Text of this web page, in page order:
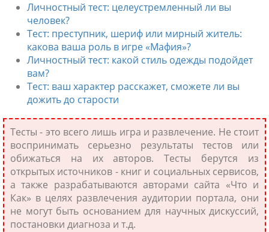
Личностный тест: целеустремленный ли вы
человек?
Тест: преступник, шериф или мирный житель:
какова ваша роль в игре «Мафия»?
Личностный тест: какой стиль одежды подойдет
вам?
Тест: ваш характер расскажет, сможете ли вы
дожить до старости
Тесты - это всего лишь игра и развлечение. Не стоит
воспринимать серьезно результаты тестов или
обижаться на их авторов. Тесты берутся из
открытых источников - книг и социальных сервисов,
а также разрабатываются авторами сайта «Что и
Как» в целях развлечения аудитории портала, они
не могут быть основанием для научных дискуссий,
постановки диагноза и т.д.